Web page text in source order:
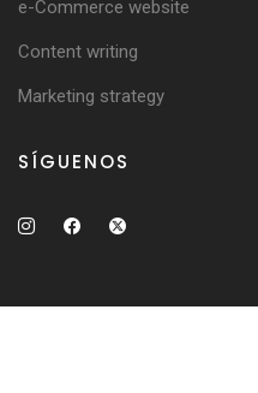
e-Commerce website
Content writing
Marketing strategy
SÍGUENOS